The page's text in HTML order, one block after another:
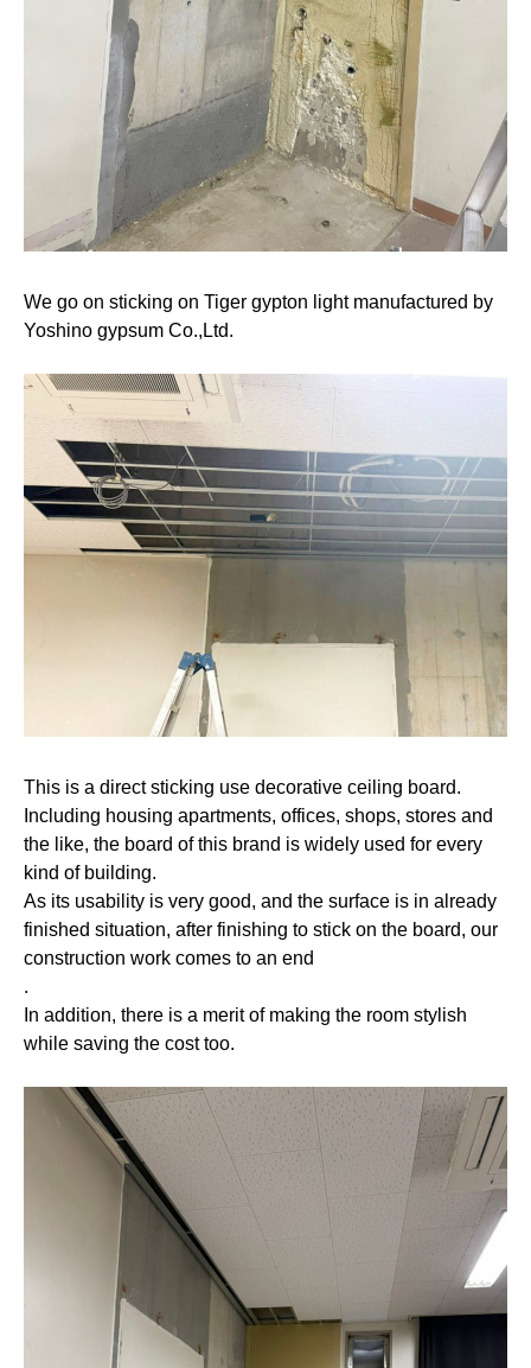
We go on sticking on Tiger gypton light manufactured by
Yoshino gypsum Co.,Ltd.
This is a direct sticking use decorative ceiling board.
Including housing apartments, offices, shops, stores and
the like, the board of this brand is widely used for every
kind of building.
As its usability is very good, and the surface is in already
finished situation, after finishing to stick on the board, our
construction work comes to an end
.
In addition, there is a merit of making the room stylish
while saving the cost too.